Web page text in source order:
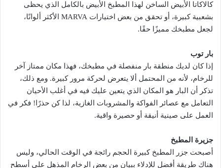
كالاكاتا الأبيض الساخن لهذا المطبخ الأبيض بالكامل الذي يحظى
بشعبية كبيرة، أو تحقق من بعض اختيارات MARVA الأكثر ألوانًا،
لجعل مطبخك مميزًا حقًا.
بار توب
إذا كان لديك منطقة بار منفصلة في مطبخك، فهذا مكان ممتاز آخر
للرخام، لأنه من المحتمل ألا يتعرض لحركة مرور كبيرة. ومع ذلك،
تذكر أن البار هو المكان الذي يتعين عليك فيه في أغلب الأحيان
التعامل مع عصائر الفواكة والمشروبات الغازية، لذا كن حذرًا! فكر في
العمل على صينية أنيقة أو حصيرة واقية.
جزيرة المطبخ
أصبحت جزر المطبخ كبيرة الحجم رائجة في الوقت الحالي، وليس
هناك طريقة أفضل للإدلاء ببيان من بعض الرخام المذهل على أسطح